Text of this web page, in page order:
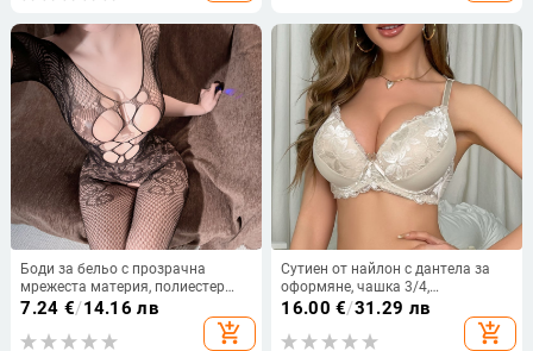
Боди за бельо с прозрачна
мрежеста материя, полиестер
80–90%, за жена, лято 2025,
7.24 €/14.16 лв
add_shopping_cart
Сутиен от найлон с дантела за
оформяне, чашка 3/4,
формовани чашки с горна тънка
и долна дебела част, подвижни
двойни презрамки, задни три
16.00 €/31.29 лв
add_shopping_cart